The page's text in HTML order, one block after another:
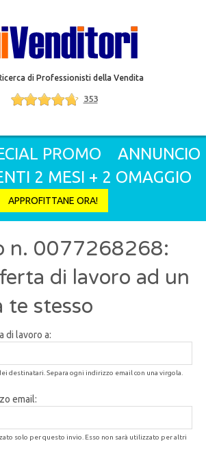
di Professionisti della Vendita
353
PROMO ANNUNCIO
2 MESI + 2 OMAGGIO
APPROFITTANE ORA!
n. 0077268268:
di lavoro ad un
te stesso
di lavoro a:
destinatari. Separa ogni indirizzo email con una virgola.
email:
solo per questo invio. Esso non sarà utilizzato per altri